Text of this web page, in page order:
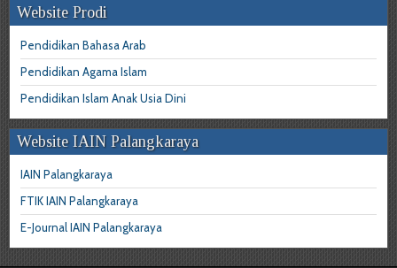
Website Prodi
Pendidikan Bahasa Arab
Pendidikan Agama Islam
Pendidikan Islam Anak Usia Dini
Website IAIN Palangkaraya
IAIN Palangkaraya
FTIK IAIN Palangkaraya
E-Journal IAIN Palangkaraya